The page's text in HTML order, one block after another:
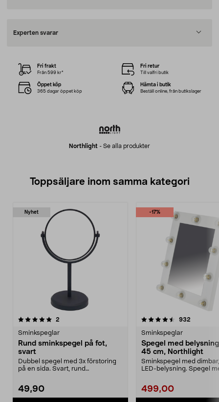
Experten svarar
Northlight - Se alla produkter
Fri frakt
Från 599 kr*
Fri retur
Till valfri butik
Öppet köp
365 dagar öppet köp
Hämta i butik
Beställ online, från butikslager
Toppsäljare inom samma kategori
Nyhet
2
Sminkspeglar
Rund sminkspegel på fot,
svart
Dubbel spegel med 3x förstoring
på en sida. Svart, rund
49,90
-17%
4.5 av 5 stjärnor 932
Sminkspeglar
Spegel med
45 cm, Northlight
Sminkspegel med
LED-belysning. Spegel
499,00
4.0 av 5 stjärnor